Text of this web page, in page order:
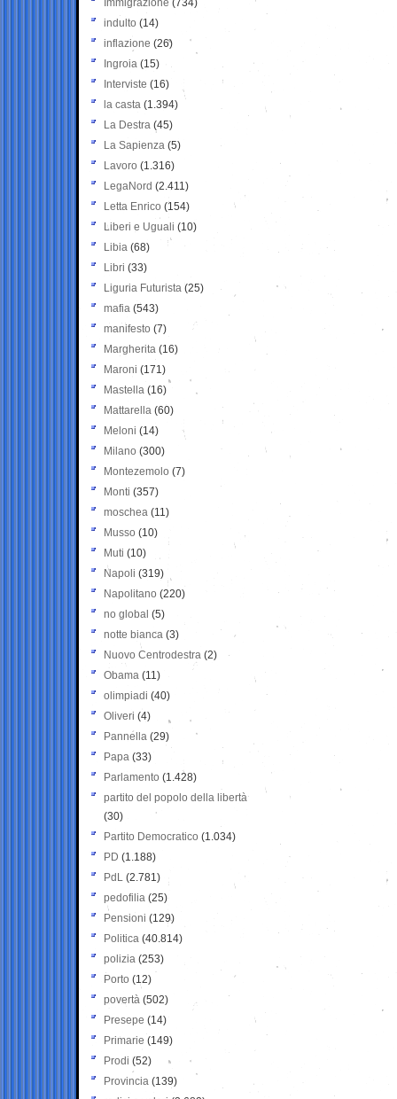
Immigrazione (734)
indulto (14)
inflazione (26)
Ingroia (15)
Interviste (16)
la casta (1.394)
La Destra (45)
La Sapienza (5)
Lavoro (1.316)
LegaNord (2.411)
Letta Enrico (154)
Liberi e Uguali (10)
Libia (68)
Libri (33)
Liguria Futurista (25)
mafia (543)
manifesto (7)
Margherita (16)
Maroni (171)
Mastella (16)
Mattarella (60)
Meloni (14)
Milano (300)
Montezemolo (7)
Monti (357)
moschea (11)
Musso (10)
Muti (10)
Napoli (319)
Napolitano (220)
no global (5)
notte bianca (3)
Nuovo Centrodestra (2)
Obama (11)
olimpiadi (40)
Oliveri (4)
Pannella (29)
Papa (33)
Parlamento (1.428)
partito del popolo della libertà
(30)
Partito Democratico (1.034)
PD (1.188)
PdL (2.781)
pedofilia (25)
Pensioni (129)
Politica (40.814)
polizia (253)
Porto (12)
povertà (502)
Presepe (14)
Primarie (149)
Prodi (52)
Provincia (139)